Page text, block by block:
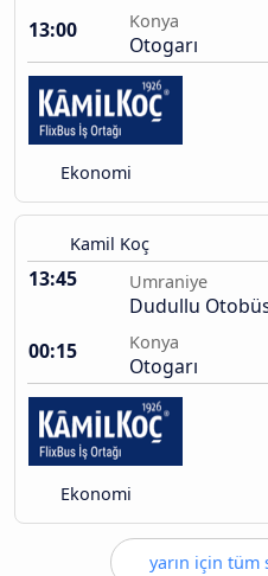
13:00
Konya
Otogarı
Ekonomi
Kamil Koç
13:45 Umraniye
Dudullu
00:15
Konya
Otogarı
Ekonomi
yarın için tüm